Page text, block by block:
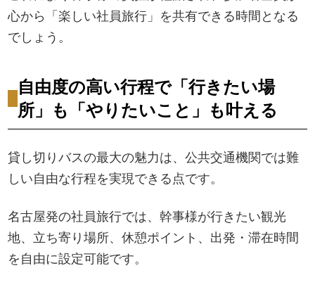
心から「楽しい社員旅行」を共有できる時間となる
でしょう。
自由度の高い行程で「行きたい場
所」も「やりたいこと」も叶える
貸し切りバスの最大の魅力は、公共交通機関では難
しい自由な行程を実現できる点です。
名古屋発の社員旅行では、幹事様が行きたい観光
地、立ち寄り場所、休憩ポイント、出発・滞在時間
を自由に設定可能です。